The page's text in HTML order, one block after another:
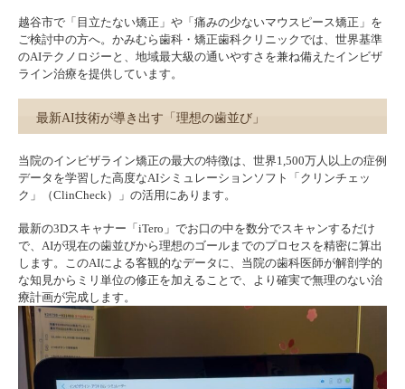
越谷市で「目立たない矯正」や「痛みの少ないマウスピース矯正」を
ご検討中の方へ。かみむら歯科・矯正歯科クリニックでは、世界基準
のAIテクノロジーと、地域最大級の通いやすさを兼ね備えたインビザ
ライン治療を提供しています。
最新AI技術が導き出す「理想の歯並び」
当院のインビザライン矯正の最大の特徴は、世界1,500万人以上の症例
データを学習した高度なAIシミュレーションソフト「クリンチェッ
ク」（ClinCheck）」の活用にあります。
最新の3Dスキャナー「iTero」でお口の中を数分でスキャンするだけ
で、AIが現在の歯並びから理想のゴールまでのプロセスを精密に算出
します。このAIによる客観的なデータに、当院の歯科医師が解剖学的
な知見からミリ単位の修正を加えることで、より確実で無理のない治
療計画が完成します。